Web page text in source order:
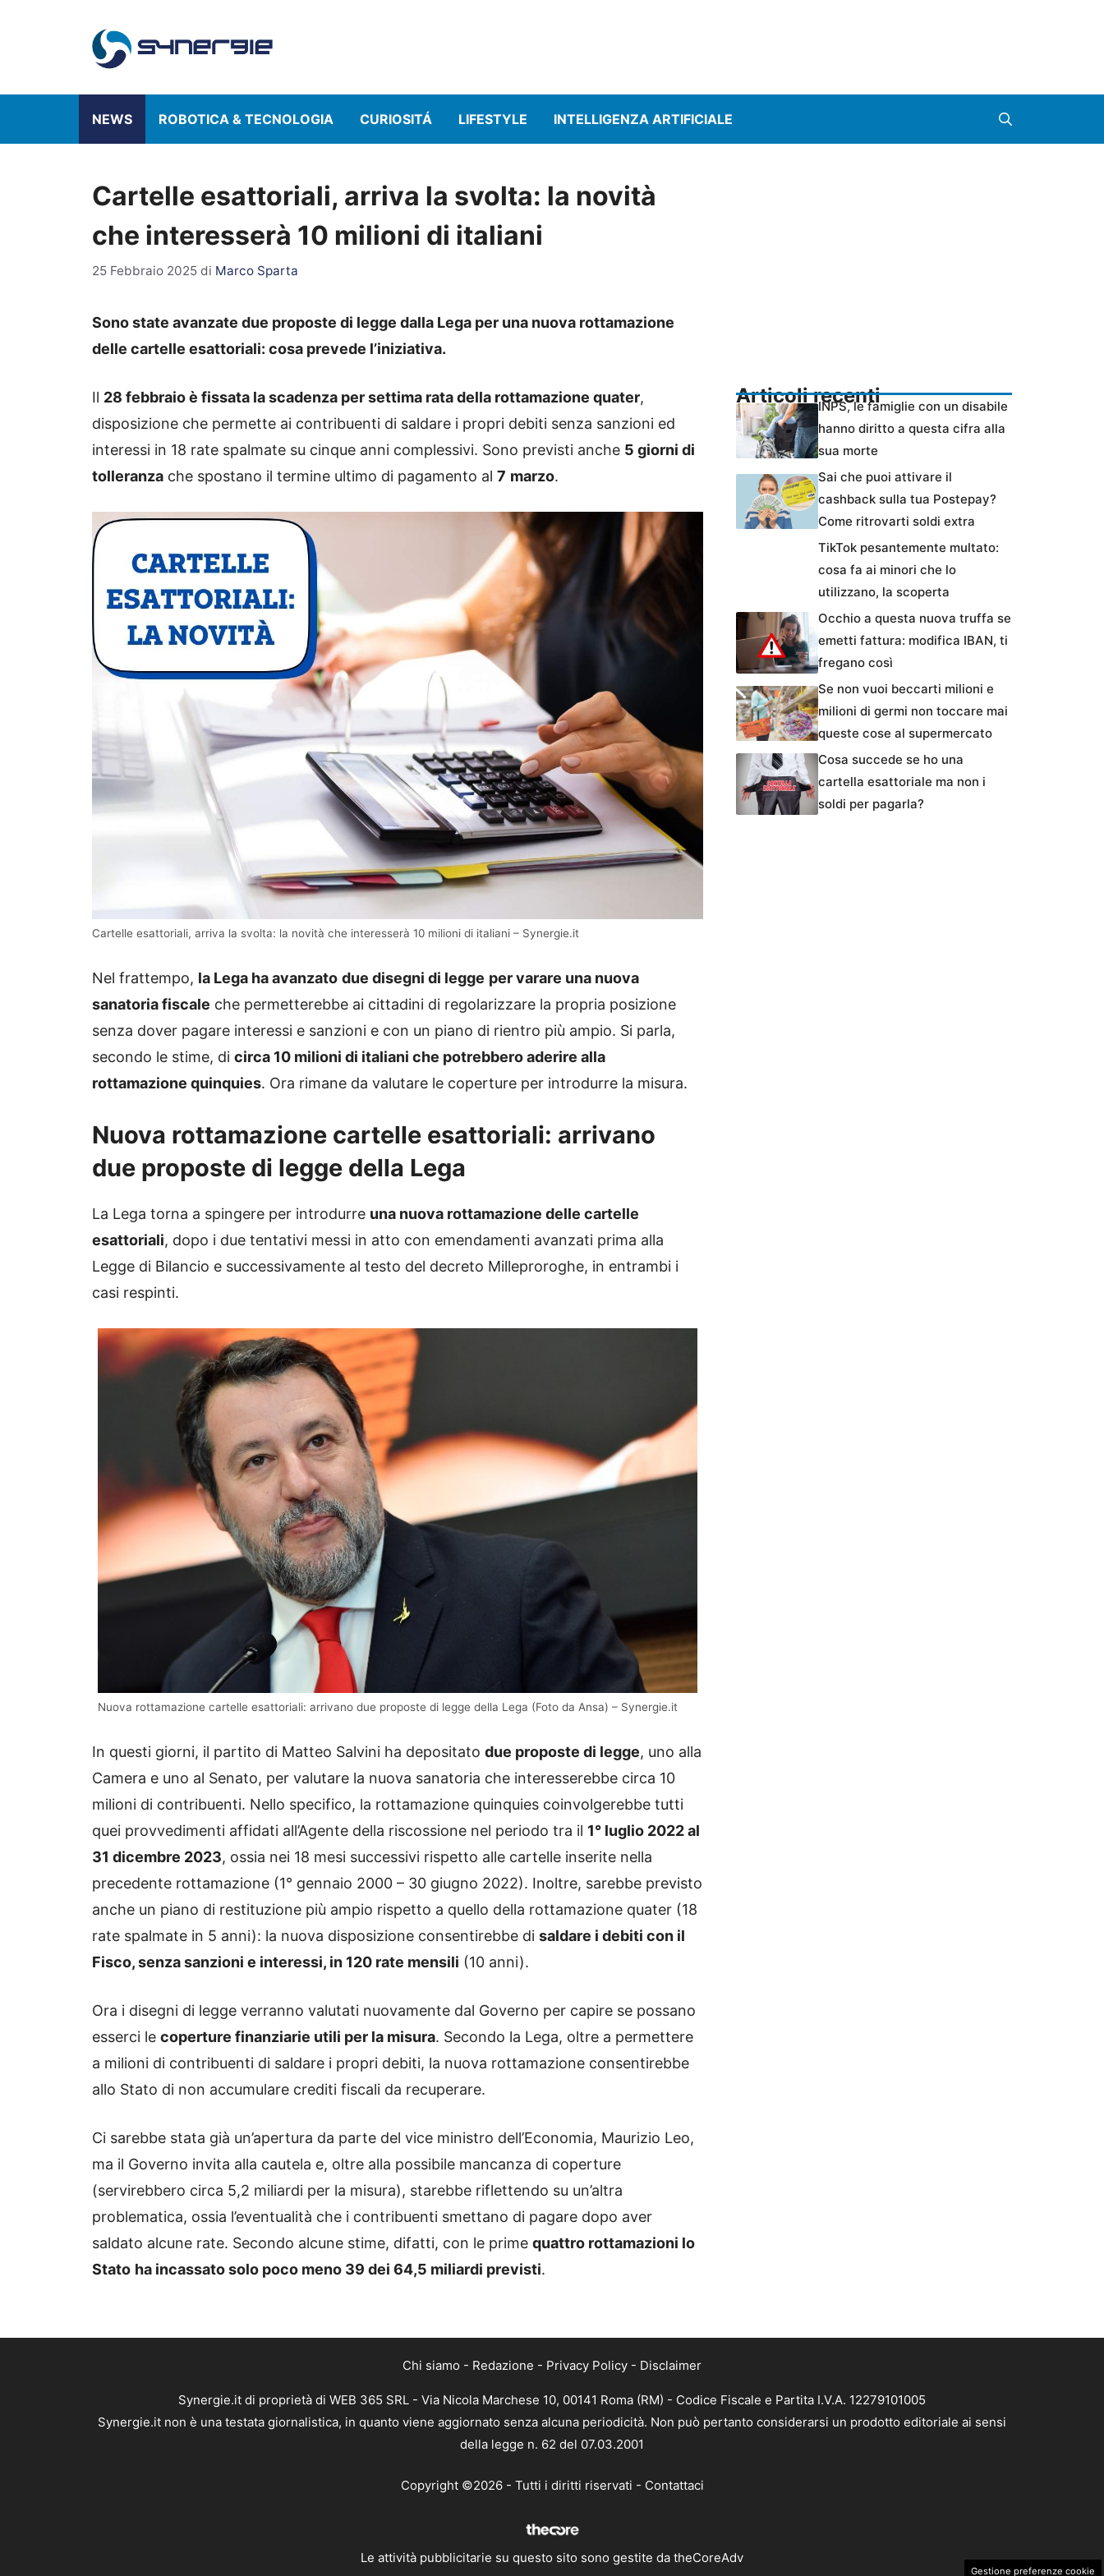
NEWS ROBOTICA & TECNOLOGIA CURIOSITÁ LIFESTYLE INTELLIGENZA ARTIFICIALE
Cartelle esattoriali, arriva la svolta: la novità
che interesserà 10 milioni di italiani
25 Febbraio 2025 di Marco Sparta
Sono state avanzate due proposte di legge dalla Lega per una nuova rottamazione
delle cartelle esattoriali: cosa prevede l’iniziativa.
Il 28 febbraio è fissata la scadenza per settima rata della rottamazione quater,
disposizione che permette ai contribuenti di saldare i propri debiti senza sanzioni ed
interessi in 18 rate spalmate su cinque anni complessivi. Sono previsti anche 5 giorni di
tolleranza che spostano il termine ultimo di pagamento al 7 marzo.
Cartelle esattoriali, arriva la svolta: la novità che interesserà 10 milioni di italiani – Synergie.it
Nel frattempo, la Lega ha avanzato due disegni di legge per varare una nuova
sanatoria fiscale che permetterebbe ai cittadini di regolarizzare la propria posizione
senza dover pagare interessi e sanzioni e con un piano di rientro più ampio. Si parla,
secondo le stime, di circa 10 milioni di italiani che potrebbero aderire alla
rottamazione quinquies. Ora rimane da valutare le coperture per introdurre la misura.
Nuova rottamazione cartelle esattoriali: arrivano
due proposte di legge della Lega
La Lega torna a spingere per introdurre una nuova rottamazione delle cartelle
esattoriali, dopo i due tentativi messi in atto con emendamenti avanzati prima alla
Legge di Bilancio e successivamente al testo del decreto Milleproroghe, in entrambi i
casi respinti.
Nuova rottamazione cartelle esattoriali: arrivano due proposte di legge della Lega (Foto da Ansa) – Synergie.it
In questi giorni, il partito di Matteo Salvini ha depositato due proposte di legge, uno alla
Camera e uno al Senato, per valutare la nuova sanatoria che interesserebbe circa 10
milioni di contribuenti. Nello specifico, la rottamazione quinquies coinvolgerebbe tutti
quei provvedimenti affidati all’Agente della riscossione nel periodo tra il 1° luglio 2022 al
31 dicembre 2023, ossia nei 18 mesi successivi rispetto alle cartelle inserite nella
precedente rottamazione (1° gennaio 2000 – 30 giugno 2022). Inoltre, sarebbe previsto
anche un piano di restituzione più ampio rispetto a quello della rottamazione quater (18
rate spalmate in 5 anni): la nuova disposizione consentirebbe di saldare i debiti con il
Fisco, senza sanzioni e interessi, in 120 rate mensili (10 anni).
Ora i disegni di legge verranno valutati nuovamente dal Governo per capire se possano
esserci le coperture finanziarie utili per la misura. Secondo la Lega, oltre a permettere
a milioni di contribuenti di saldare i propri debiti, la nuova rottamazione consentirebbe
allo Stato di non accumulare crediti fiscali da recuperare.
Ci sarebbe stata già un’apertura da parte del vice ministro dell’Economia, Maurizio Leo,
ma il Governo invita alla cautela e, oltre alla possibile mancanza di coperture
(servirebbero circa 5,2 miliardi per la misura), starebbe riflettendo su un’altra
problematica, ossia l’eventualità che i contribuenti smettano di pagare dopo aver
saldato alcune rate. Secondo alcune stime, difatti, con le prime quattro rottamazioni lo
Stato ha incassato solo poco meno 39 dei 64,5 miliardi previsti.
Articoli recentiINPS, le famiglie con un disabile
hanno diritto a questa cifra alla
sua morte
Sai che puoi attivare il
cashback sulla tua Postepay?
Come ritrovarti soldi extra
TikTok pesantemente multato:
cosa fa ai minori che lo
utilizzano, la scoperta
Occhio a questa nuova truffa se
emetti fattura: modifica IBAN, ti
fregano così
Se non vuoi beccarti milioni e
milioni di germi non toccare mai
queste cose al supermercato
Cosa succede se ho una
cartella esattoriale ma non i
soldi per pagarla?
Chi siamo - Redazione - Privacy Policy - Disclaimer
Synergie.it di proprietà di WEB 365 SRL - Via Nicola Marchese 10, 00141 Roma (RM) - Codice Fiscale e Partita I.V.A. 12279101005
Synergie.it non è una testata giornalistica, in quanto viene aggiornato senza alcuna periodicità. Non può pertanto considerarsi un prodotto editoriale ai sensi
della legge n. 62 del 07.03.2001
Copyright ©2026 - Tutti i diritti riservati - Contattaci
Le attività pubblicitarie su questo sito sono gestite da theCoreAdv
Gestione preferenze cookie